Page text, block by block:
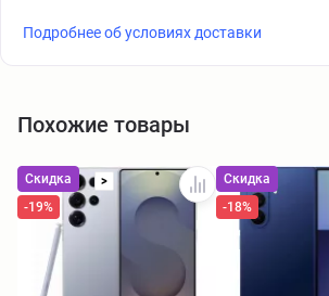
Подробнее об условиях доставки
Похожие товары
Скидка
>
-19%
Скидка
-18%